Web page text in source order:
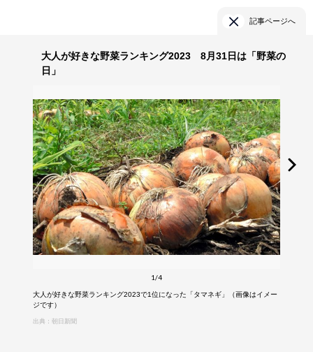
記事ページへ
大人が好きな野菜ランキング2023 8月31日は「野菜の
日」
1/4
大人が好きな野菜ランキング2023で1位になった「タマネギ」（画像はイメー
ジです）
出典：朝日新聞